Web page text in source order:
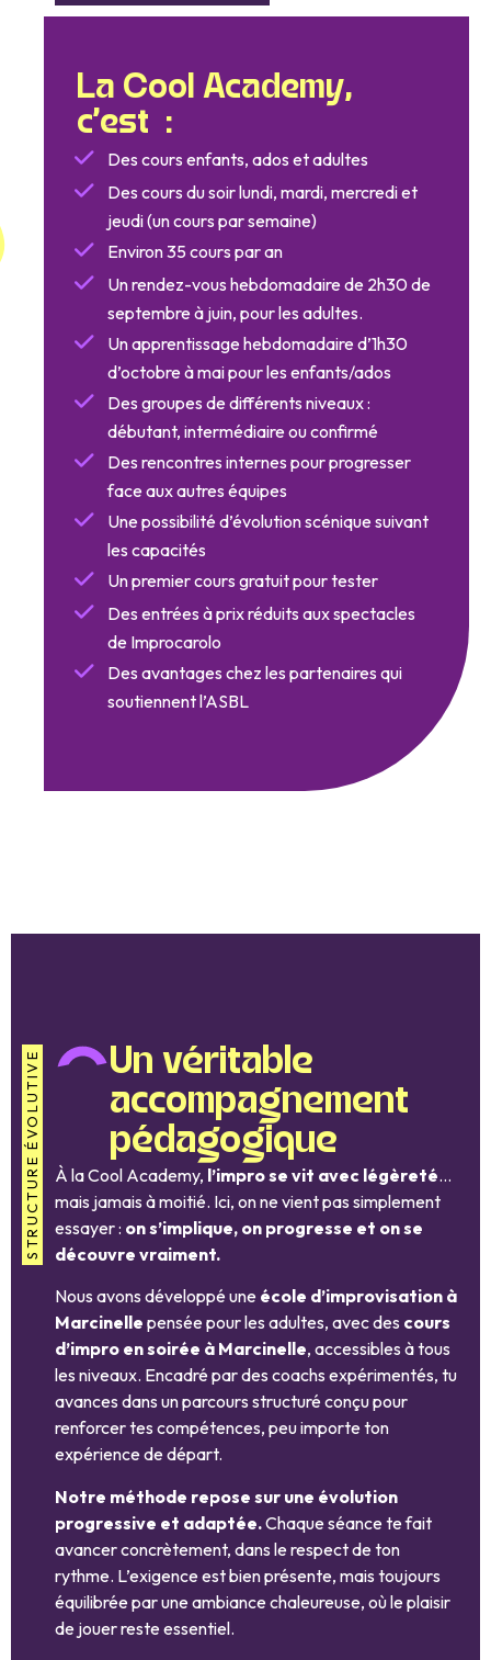
La Cool Academy,
c’est :
Des cours enfants, ados et adultes
Des cours du soir lundi, mardi, mercredi et
jeudi (un cours par semaine)
Environ 35 cours par an
Un rendez-vous hebdomadaire de 2h30 de
septembre à juin, pour les adultes.
Un apprentissage hebdomadaire d’1h30
d’octobre à mai pour les enfants/ados
Des groupes de différents niveaux :
débutant, intermédiaire ou confirmé
Des rencontres internes pour progresser
face aux autres équipes
Une possibilité d’évolution scénique suivant
les capacités
Un premier cours gratuit pour tester
Des entrées à prix réduits aux spectacles
de Improcarolo
Des avantages chez les partenaires qui
soutiennent l’ASBL
STRUCTURE ÉVOLUTIVE
Un véritable
accompagnement
pédagogique
À la Cool Academy, l’impro se vit avec légèreté…
mais jamais à moitié. Ici, on ne vient pas simplement
essayer : on s’implique, on progresse et on se
découvre vraiment.
Nous avons développé une école d’improvisation à
Marcinelle pensée pour les adultes, avec des cours
d’impro en soirée à Marcinelle, accessibles à tous
les niveaux. Encadré par des coachs expérimentés, tu
avances dans un parcours structuré conçu pour
renforcer tes compétences, peu importe ton
expérience de départ.
Notre méthode repose sur une évolution
progressive et adaptée.Chaque séance te fait
avancer concrètement, dans le respect de ton
rythme. L’exigence est bien présente, mais toujours
équilibrée par une ambiance chaleureuse, où le plaisir
de jouer reste essentiel.